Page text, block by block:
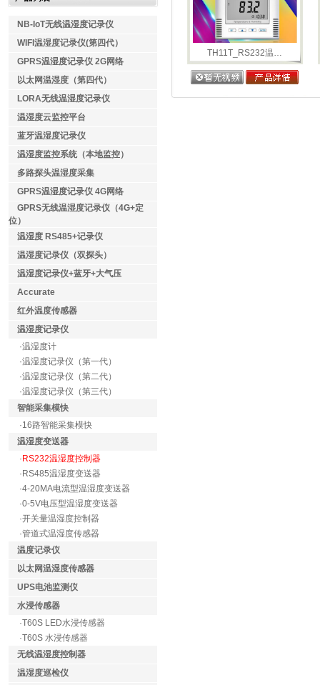
NB-IoT无线温湿度记录仪
WIFI温湿度记录仪(第四代）
GPRS温湿度记录仪 2G网络
以太网温湿度（第四代）
LORA无线温湿度记录仪
温湿度云监控平台
蓝牙温湿度记录仪
温湿度监控系统（本地监控）
多路探头温湿度采集
GPRS温湿度记录仪 4G网络
GPRS无线温湿度记录仪（4G+定
位）
温湿度 RS485+记录仪
温湿度记录仪（双探头）
温湿度记录仪+蓝牙+大气压
Accurate
红外温度传感器
温湿度记录仪
·温湿度计
·温湿度记录仪（第一代）
·温湿度记录仪（第二代）
·温湿度记录仪（第三代）
智能采集模快
·16路智能采集模快
温湿度变送器
· RS232温湿度控制器
·RS485温湿度变送器
·4-20MA电流型温湿度变送器
·0-5V电压型温湿度变送器
·开关量温湿度控制器
·管道式温湿度传感器
温度记录仪
以太网温湿度传感器
UPS电池监测仪
水浸传感器
·T60S LED水浸传感器
·T60S 水浸传感器
无线温湿度控制器
温湿度巡检仪
TH11T_RS232温…